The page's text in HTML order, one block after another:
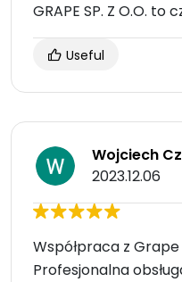
GRAPE SP. Z O.O.
Useful
Wojciech
2023.12.06
Współpraca z
Profesjonalna